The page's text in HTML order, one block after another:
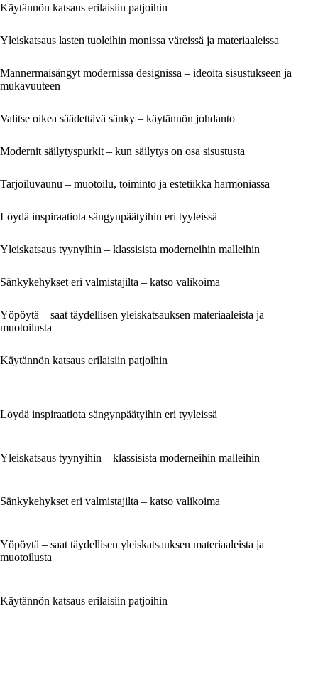
Käytännön katsaus erilaisiin patjoihin
Yleiskatsaus lasten tuoleihin monissa väreissä ja materiaaleissa
Mannermaisängyt modernissa designissa – ideoita sisustukseen ja
mukavuuteen
Valitse oikea säädettävä sänky – käytännön johdanto
Modernit säilytyspurkit – kun säilytys on osa sisustusta
Tarjoiluvaunu – muotoilu, toiminto ja estetiikka harmoniassa
Löydä inspiraatiota sängynpäätyihin eri tyyleissä
Yleiskatsaus tyynyihin – klassisista moderneihin malleihin
Sänkykehykset eri valmistajilta – katso valikoima
Yöpöytä – saat täydellisen yleiskatsauksen materiaaleista ja
muotoilusta
Käytännön katsaus erilaisiin patjoihin
Löydä inspiraatiota sängynpäätyihin eri tyyleissä
Yleiskatsaus tyynyihin – klassisista moderneihin malleihin
Sänkykehykset eri valmistajilta – katso valikoima
Yöpöytä – saat täydellisen yleiskatsauksen materiaaleista ja
muotoilusta
Käytännön katsaus erilaisiin patjoihin